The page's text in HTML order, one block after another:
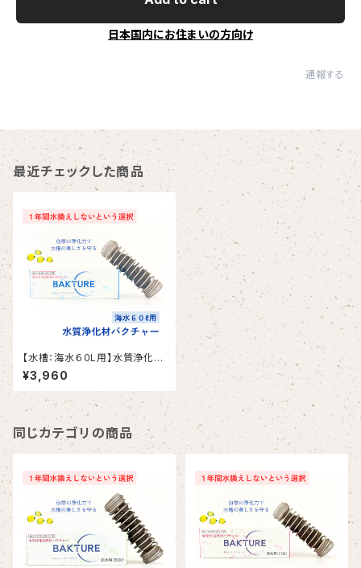
日本国内にお住まいの方向け
通報する
最近チェックした商品
【水槽：海水６０L用】水質浄化材
バクチャー
¥3,960
同じカテゴリの商品